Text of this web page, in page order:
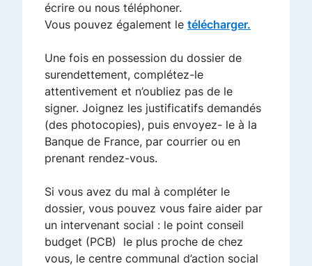
écrire ou nous téléphoner.
Vous pouvez également le télécharger.
Une fois en possession du dossier de
surendettement, complétez-le
attentivement et n’oubliez pas de le
signer. Joignez les justificatifs demandés
(des photocopies), puis envoyez- le à la
Banque de France, par courrier ou en
prenant rendez-vous.
Si vous avez du mal à compléter le
dossier, vous pouvez vous faire aider par
un intervenant social : le point conseil
budget (PCB) le plus proche de chez
vous, le centre communal d’action social